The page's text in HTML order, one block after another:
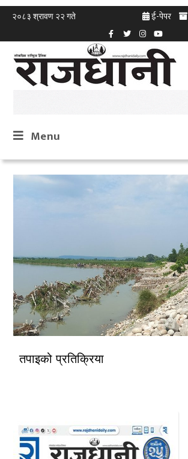
२०८३ श्रावण २२ गते ई-पेपर
Menu
तपाइको प्रतिक्रिया